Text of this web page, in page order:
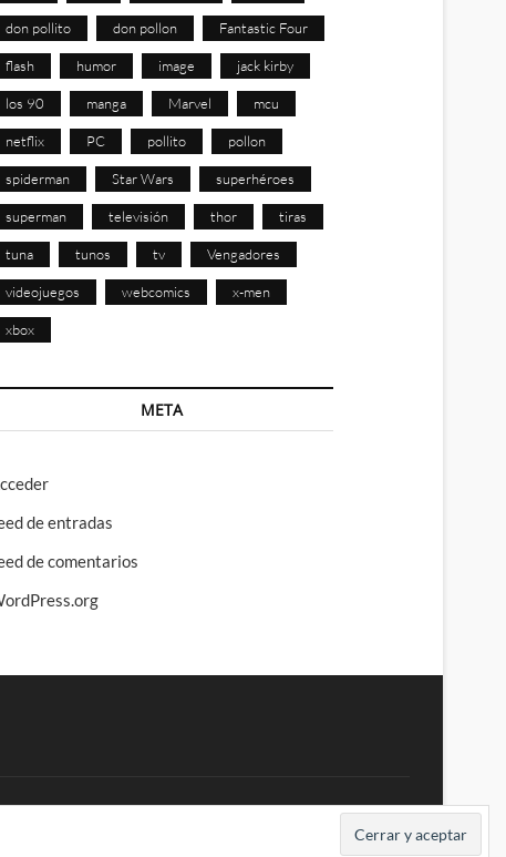
don pollito don pollon Fantastic Four
flash humor image jack kirby
los 90 manga Marvel mcu
netflix PC pollito pollon
spiderman Star Wars superhéroes
superman televisión thor tiras
tuna tunos tv Vengadores
videojuegos webcomics x-men
xbox
META
de entradas
de comentarios